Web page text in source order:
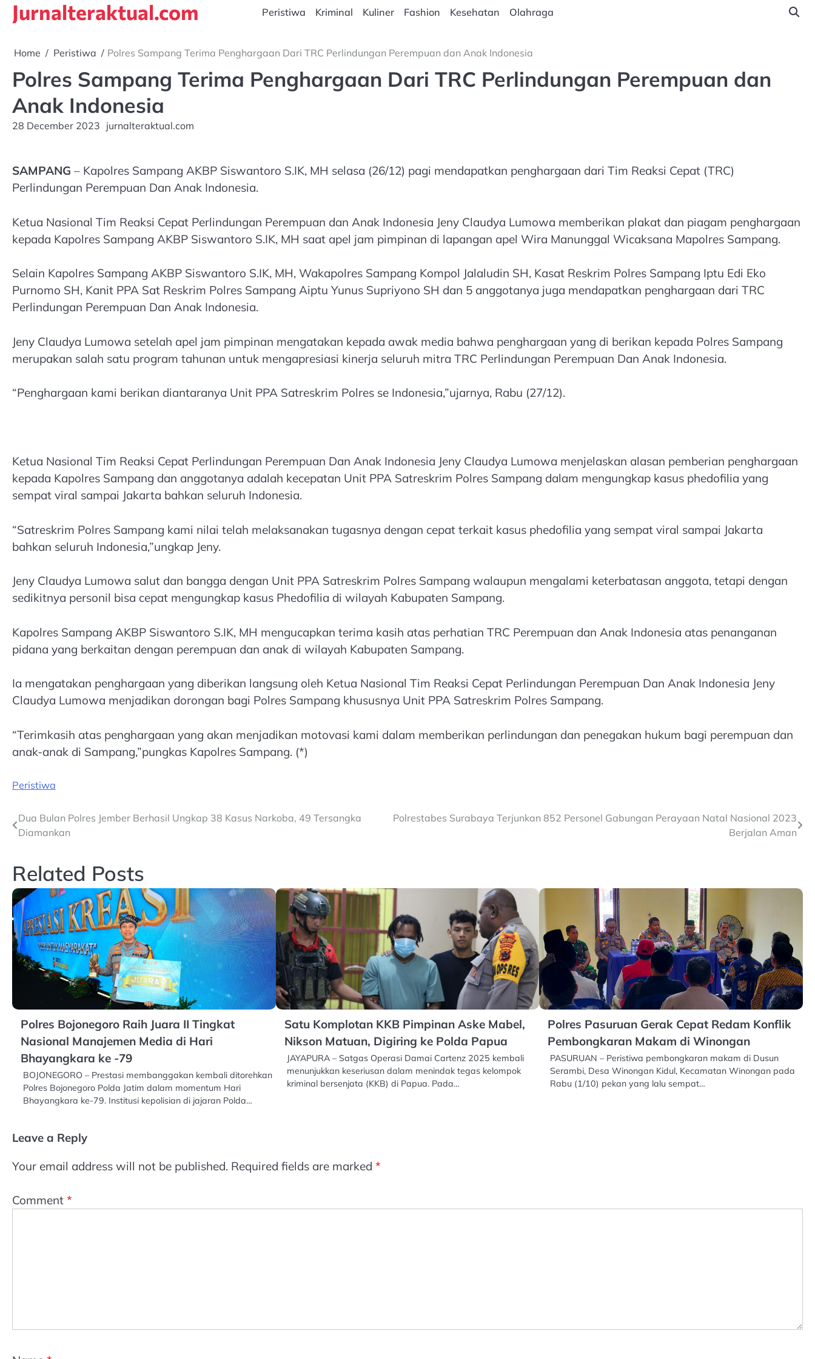
SkipJurnalteraktual.com Peristiwa Kriminal Kuliner Fashion Kesehatan Olahraga
Home Peristiwa Polres Sampang Terima Penghargaan Dari TRC Perlindungan Perempuan dan Anak Indonesia
Polres Sampang Terima Penghargaan Dari TRC Perlindungan Perempuan dan
Anak Indonesia
28 December 2023 jurnalteraktual.com
SAMPANG – Kapolres Sampang AKBP Siswantoro S.IK, MH selasa (26/12) pagi mendapatkan penghargaan dari Tim Reaksi Cepat (TRC)
Perlindungan Perempuan Dan Anak Indonesia.
Ketua Nasional Tim Reaksi Cepat Perlindungan Perempuan dan Anak Indonesia Jeny Claudya Lumowa memberikan plakat dan piagam penghargaan
kepada Kapolres Sampang AKBP Siswantoro S.IK, MH saat apel jam pimpinan di lapangan apel Wira Manunggal Wicaksana Mapolres Sampang.
Selain Kapolres Sampang AKBP Siswantoro S.IK, MH, Wakapolres Sampang Kompol Jalaludin SH, Kasat Reskrim Polres Sampang Iptu Edi Eko
Purnomo SH, Kanit PPA Sat Reskrim Polres Sampang Aiptu Yunus Supriyono SH dan 5 anggotanya juga mendapatkan penghargaan dari TRC
Perlindungan Perempuan Dan Anak Indonesia.
Jeny Claudya Lumowa setelah apel jam pimpinan mengatakan kepada awak media bahwa penghargaan yang di berikan kepada Polres Sampang
merupakan salah satu program tahunan untuk mengapresiasi kinerja seluruh mitra TRC Perlindungan Perempuan Dan Anak Indonesia.
“Penghargaan kami berikan diantaranya Unit PPA Satreskrim Polres se Indonesia,”ujarnya, Rabu (27/12).
Ketua Nasional Tim Reaksi Cepat Perlindungan Perempuan Dan Anak Indonesia Jeny Claudya Lumowa menjelaskan alasan pemberian penghargaan
kepada Kapolres Sampang dan anggotanya adalah kecepatan Unit PPA Satreskrim Polres Sampang dalam mengungkap kasus phedofilia yang
sempat viral sampai Jakarta bahkan seluruh Indonesia.
“Satreskrim Polres Sampang kami nilai telah melaksanakan tugasnya dengan cepat terkait kasus phedofilia yang sempat viral sampai Jakarta
bahkan seluruh Indonesia,”ungkap Jeny.
Jeny Claudya Lumowa salut dan bangga dengan Unit PPA Satreskrim Polres Sampang walaupun mengalami keterbatasan anggota, tetapi dengan
sedikitnya personil bisa cepat mengungkap kasus Phedofilia di wilayah Kabupaten Sampang.
Kapolres Sampang AKBP Siswantoro S.IK, MH mengucapkan terima kasih atas perhatian TRC Perempuan dan Anak Indonesia atas penanganan
pidana yang berkaitan dengan perempuan dan anak di wilayah Kabupaten Sampang.
Ia mengatakan penghargaan yang diberikan langsung oleh Ketua Nasional Tim Reaksi Cepat Perlindungan Perempuan Dan Anak Indonesia Jeny
Claudya Lumowa menjadikan dorongan bagi Polres Sampang khususnya Unit PPA Satreskrim Polres Sampang.
“Terimkasih atas penghargaan yang akan menjadikan motovasi kami dalam memberikan perlindungan dan penegakan hukum bagi perempuan dan
anak-anak di Sampang,”pungkas Kapolres Sampang. (*)
Peristiwa
Post
Dua Bulan Polres Jember Berhasil Ungkap 38 Kasus Narkoba, 49 Tersangka
Diamankan
Polrestabes Surabaya Terjunkan 852 Personel Gabungan Perayaan Natal Nasional 2023
Berjalan Aman
Related Posts
Polres Bojonegoro Raih Juara II Tingkat
Nasional Manajemen Media di Hari
Bhayangkara ke -79
BOJONEGORO – Prestasi membanggakan kembali ditorehkan
Polres Bojonegoro Polda Jatim dalam momentum Hari
Bhayangkara ke-79. Institusi kepolisian di jajaran Polda…
Satu Komplotan KKB Pimpinan Aske Mabel,
Nikson Matuan, Digiring ke Polda Papua
JAYAPURA – Satgas Operasi Damai Cartenz 2025 kembali
menunjukkan keseriusan dalam menindak tegas kelompok
kriminal bersenjata (KKB) di Papua. Pada…
Polres Pasuruan Gerak Cepat Redam Konflik
Pembongkaran Makam di Winongan
PASURUAN – Peristiwa pembongkaran makam di Dusun
Serambi, Desa Winongan Kidul, Kecamatan Winongan pada
Rabu (1/10) pekan yang lalu sempat…
Leave a Reply
Your email address will not be published. Required fields are marked *
Comment *